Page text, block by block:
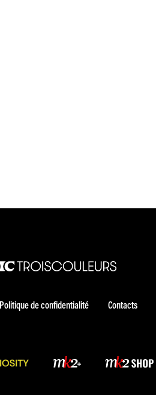
Politique de confidentialité Contacts